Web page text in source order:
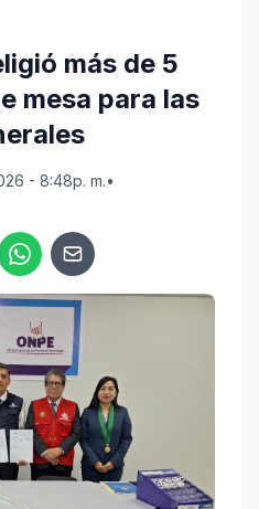
más de 5
mesa para las
- 8:48p. m.•